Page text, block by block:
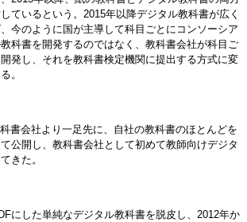
ているという。2015年以降デジタル教科書が広く
今のように国が主導して科目ごとにコンソーシア
科書を開発するのではなく、教科書会社が科目ご
発し、それを教科書検定機関に提出する方式に変
。
書会社より一足先に、自社の教科書のほとんどを
公開し、教科書会社として初めて教師向けデジタ
きた。
にした単純なデジタル教科書を脱皮し、2012年か